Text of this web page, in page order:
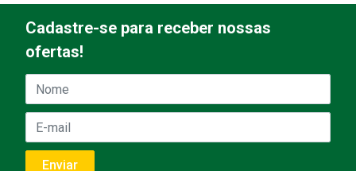
Cadastre-se para receber nossas
ofertas!